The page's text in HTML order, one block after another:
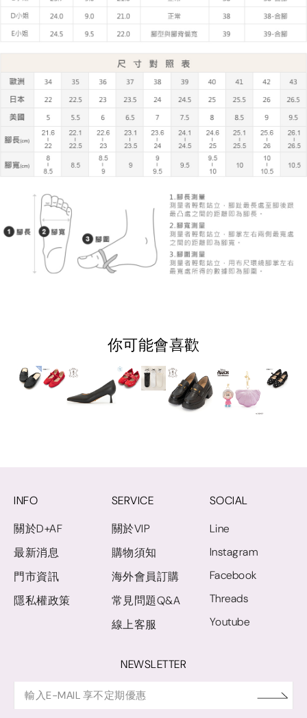
你可能會喜歡
INFO
關於D+AF
最新消息
門市資訊
隱私權政策
SERVICE
關於VIP
購物須知
海外會員訂購
常見問題Q&A
線上客服
SOCIAL
Line
Instagram
Facebook
Threads
Youtube
NEWSLETTER